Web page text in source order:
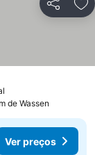
Partilhar
de Wassen
Ver preços